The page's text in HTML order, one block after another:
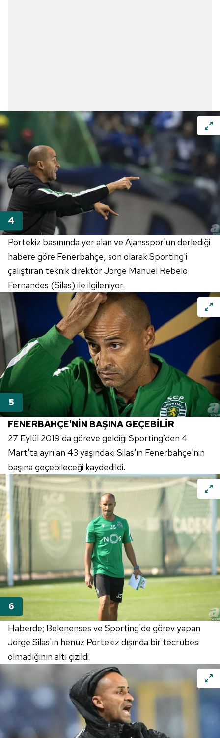
Portekiz basınında yer alan ve Ajansspor'un derlediği
habere göre Fenerbahçe, son olarak Sporting'i
çalıştıran teknik direktör Jorge Manuel Rebelo
Fernandes (Silas) ile ilgileniyor.
FENERBAHÇE'NİN BAŞINA GEÇEBİLİR
27 Eylül 2019'da göreve geldiği Sporting'den 4
Mart'ta ayrılan 43 yaşındaki Silas'ın Fenerbahçe'nin
başına geçebileceği kaydedildi.
Haberde; Belenenses ve Sporting'de görev yapan
Jorge Silas'ın henüz Portekiz dışında bir tecrübesi
olmadığının altı çizildi.